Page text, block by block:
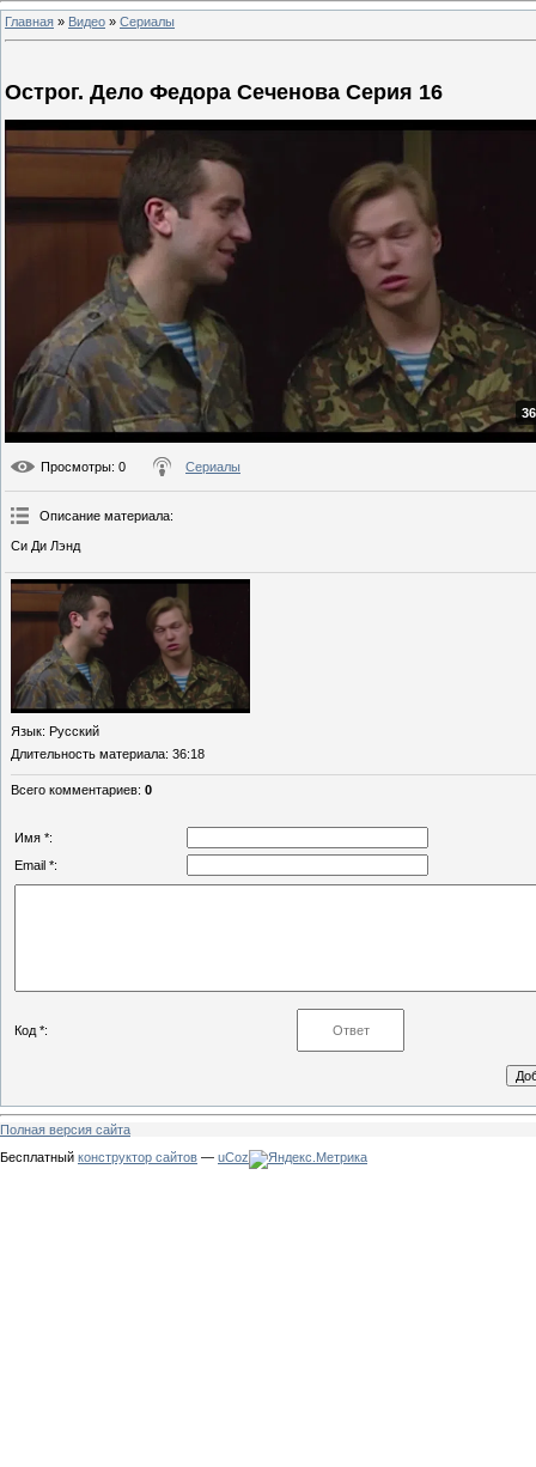
Главная » Видео » Сериалы
Острог. Дело Федора Сеченова Серия 16
Просмотры: 0 Сериалы
Описание материала:
Си Ди Лэнд
Язык: Русский
Длительность материала: 36:18
Всего комментариев: 0
Имя *:
Email *:
Код *:
Полная версия сайта
Бесплатный конструктор сайтов — uCoz